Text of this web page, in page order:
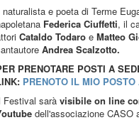
naturalista e poeta di Terme
Federica Ciuffetti, il
Cataldo Todaro e Matteo
Andrea Scalzotto.
PRENOTARE POSTI A
PRENOTO IL MIO
Festival sarà visibile on line
dell'associazione CASO